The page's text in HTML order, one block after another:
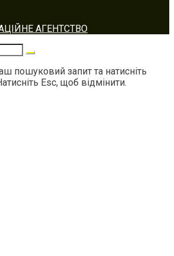
АГЕНТСТВО
пошуковий запит та натисніть
Esc, щоб відмінити.